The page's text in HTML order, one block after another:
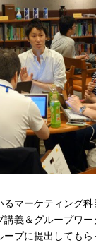
マーケティング
講義＆グループワ
ープに提出しても